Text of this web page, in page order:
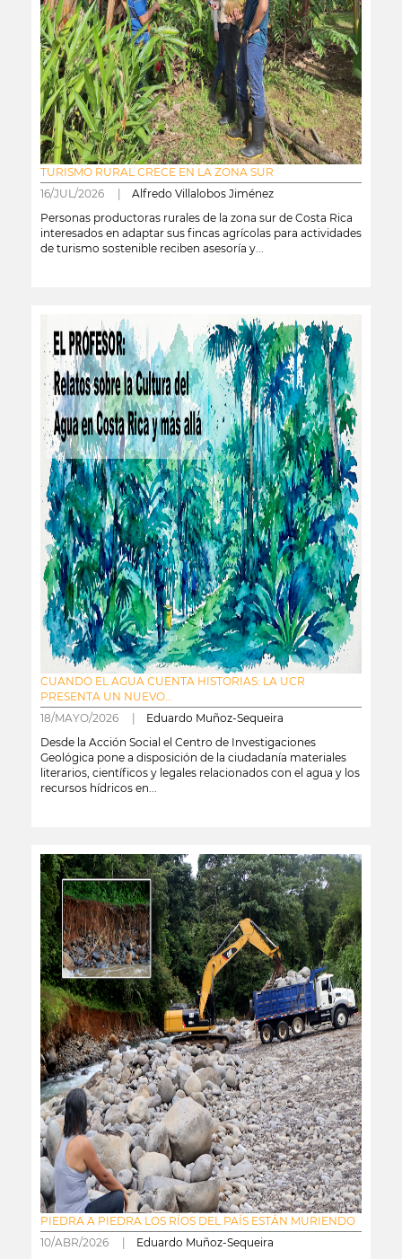
TURISMO RURAL CRECE EN LA ZONA SUR
16/JUL/2026 | Alfredo Villalobos Jiménez
Personas productoras rurales de la zona sur de Costa Rica
interesados en adaptar sus fincas agrícolas para actividades
de turismo sostenible reciben asesoría y...
CUANDO EL AGUA CUENTA HISTORIAS: LA UCR
PRESENTA UN NUEVO...
18/MAYO/2026 | Eduardo Muñoz-Sequeira
Desde la Acción Social el Centro de Investigaciones
Geológica pone a disposición de la ciudadanía materiales
literarios, científicos y legales relacionados con el agua y los
recursos hídricos en...
PIEDRA A PIEDRA LOS RÍOS DEL PAÍS ESTÁN MURIENDO
10/ABR/2026 | Eduardo Muñoz-Sequeira